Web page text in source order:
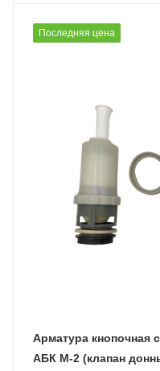
Последняя цена
Арматура кнопочная
АБК М-2 (клапан